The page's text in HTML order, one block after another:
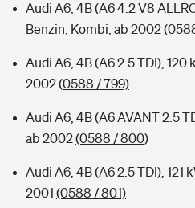
Audi A6, 4B (A6 4.2 V8
Benzin, Kombi, ab 2002
Audi A6, 4B (A6 2.5 TDI), 120
2002(0588 / 799)
Audi A6, 4B (A6 AVANT 2.5
ab 2002(0588 / 800)
Audi A6, 4B (A6 2.5 TDI), 121
2001 (0588 / 801)